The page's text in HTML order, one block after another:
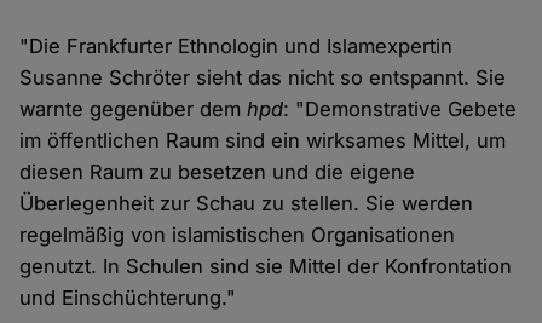
"Die Frankfurter Ethnologin und Islamexpertin
Susanne Schröter sieht das nicht so entspannt. Sie
warnte gegenüber demhpd: "Demonstrative Gebete
im öffentlichen Raum sind ein wirksames Mittel, um
diesen Raum zu besetzen und die eigene
Überlegenheit zur Schau zu stellen. Sie werden
regelmäßig von islamistischen Organisationen
genutzt. In Schulen sind sie Mittel der Konfrontation
und Einschüchterung."